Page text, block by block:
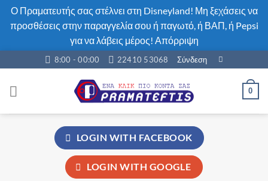
Ο Πραματευτής σας στέλνει στη Disneyland! Μη ξεχάσεις να
προσθέσεις στην παραγγελία σου ή παγωτό, ή ΒΑΠ, ή Pepsi
για να λάβεις μέρος! Απόρριψη
στο
περιεχόμενο
8:00 - 00:00 22410 53068 Σύνδεση
0
LOGIN WITH FACEBOOK
LOGIN WITH GOOGLE